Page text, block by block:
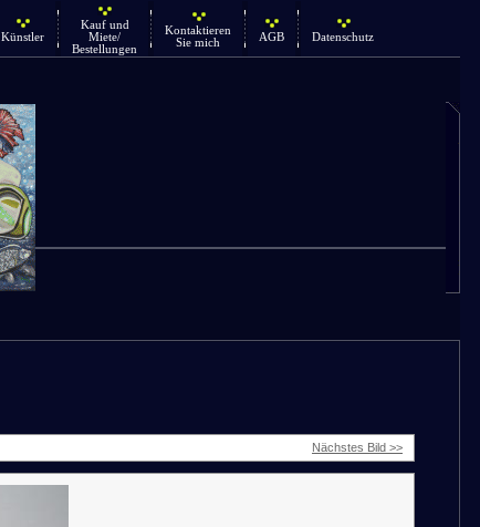
Künstler
Kauf und
Miete/
Bestellungen
Kontaktieren
Sie mich
AGB Datenschutz
Nächstes Bild >>